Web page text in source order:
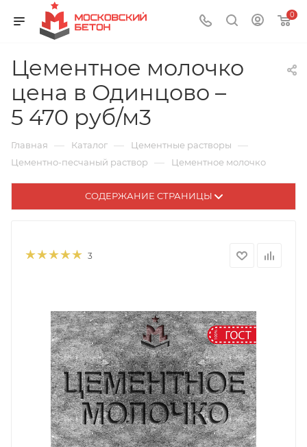
0
Цементное молочко
цена в Одинцово –
5 470 руб/м3
Главная — Каталог — Цементные растворы —
Цементно-песчаный раствор — Цементное молочко
СОДЕРЖАНИЕ СТРАНИЦЫ
3